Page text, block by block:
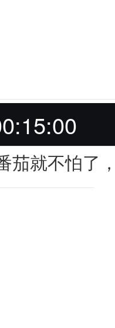
茄就不怕了